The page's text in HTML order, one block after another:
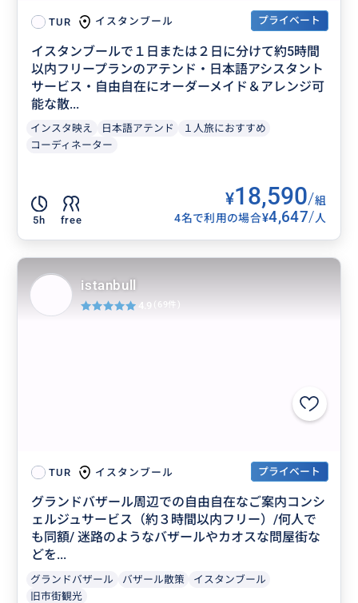
TUR イスタンブール プライベート
イスタンブールで１日または２日に分けて約5時間
以内フリープランのアテンド・日本語アシスタント
サービス・自由自在にオーダーメイド＆アレンジ可
能な散...
インスタ映え 日本語アテンド
１人旅におすすめ
コーディネーター
5h free
¥18,590/組
4名で利用の場合¥4,647/人
TUR イスタンブール プライベート
グランドバザール周辺での自由自在なご案内コンシ
ェルジュサービス（約３時間以内フリー）/何人で
も同額/ 迷路のようなバザールやカオスな問屋街な
どを...
グランドバザール バザール散策
イスタンブール
旧市街観光
istanbull
4.9 (69件)